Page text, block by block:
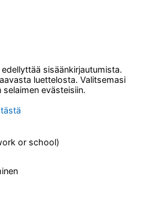
sisäänkirjautumista.
luettelosta. Valitsemasi
evästeisiin.
or school)